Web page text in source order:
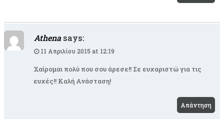
Athena says:
11 Απριλίου 2015 at 12:19
Χαίρομαι πολύ που σου άρεσε!! Σε ευχαριστώ για τις
ευχές!! Καλή Ανάσταση!
Απάντηση